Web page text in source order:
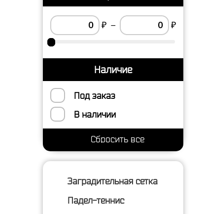
₽ – ₽
Наличие
Под заказ
В наличии
Заградительная сетка
Падел-теннис